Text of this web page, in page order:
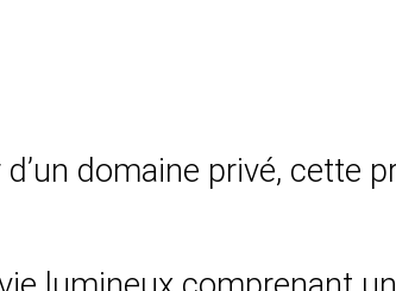
domaine privé, cette